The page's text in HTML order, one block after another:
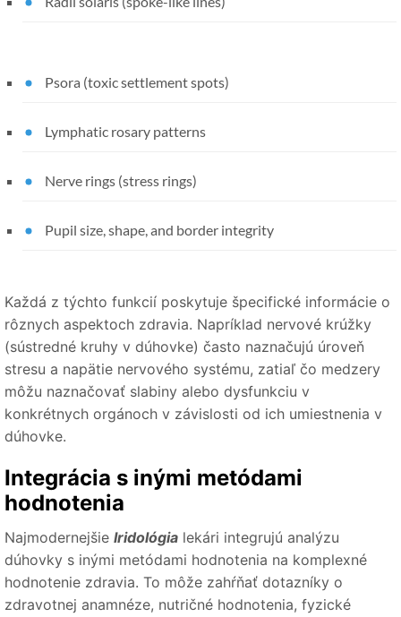
Psora (toxic settlement spots)
Lymphatic rosary patterns
Nerve rings (stress rings)
Pupil size, shape, and border integrity
Každá z týchto funkcií poskytuje špecifické informácie o
rôznych aspektoch zdravia. Napríklad nervové krúžky
(sústredné kruhy v dúhovke) často naznačujú úroveň
stresu a napätie nervového systému, zatiaľ čo medzery
môžu naznačovať slabiny alebo dysfunkciu v
konkrétnych orgánoch v závislosti od ich umiestnenia v
dúhovke.
Integrácia s inými metódami
hodnotenia
Najmodernejšie Iridológia lekári integrujú analýzu
dúhovky s inými metódami hodnotenia na komplexné
hodnotenie zdravia. To môže zahŕňať dotazníky o
zdravotnej anamnéze, nutričné ​​hodnotenia, fyzické